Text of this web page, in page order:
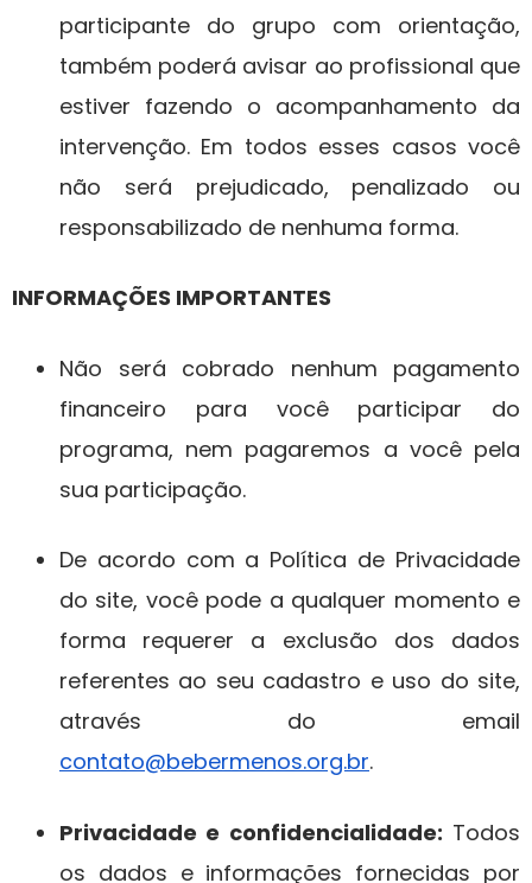
participante do grupo com orientação,
também poderá avisar ao profissional que
estiver fazendo o acompanhamento da
intervenção. Em todos esses casos você
não será prejudicado, penalizado ou
responsabilizado de nenhuma forma.
INFORMAÇÕES IMPORTANTES
Não será cobrado nenhum pagamento
financeiro para você participar do
programa, nem pagaremos a você pela
sua participação.
De acordo com a Política de Privacidade
do site, você pode a qualquer momento e
forma requerer a exclusão dos dados
referentes ao seu cadastro e uso do site,
através do email
contato@bebermenos.org.br.
Privacidade e confidencialidade: Todos
os dados e informações fornecidas por